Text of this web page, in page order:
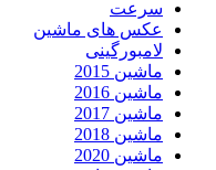
سرعت
عکس های ماشین
لامبورگینی
ماشین 2015
ماشین 2016
ماشین 2017
ماشین 2018
ماشین 2020